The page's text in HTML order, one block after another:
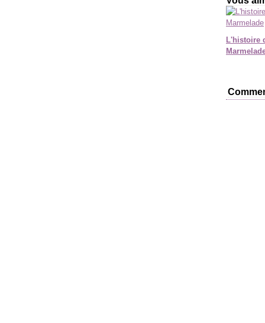
L'histoire